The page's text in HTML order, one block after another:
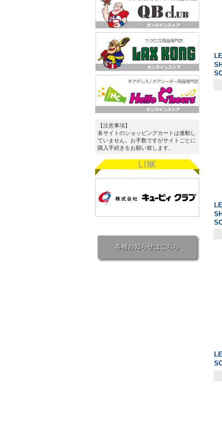
【注意事項】
各サイトのショッピングカートは連動し
ていません。お手数ですがサイトごとに
購入手続きをお願い致します。
各種お知らせはこちら